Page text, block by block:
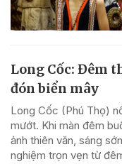
Long Cốc: Đêm
đón biển mây
Long Cốc (Phú Thọ)
mướt. Khi màn đêm
ảnh thiên văn, sáng
nghiệm trọn vẹn từ